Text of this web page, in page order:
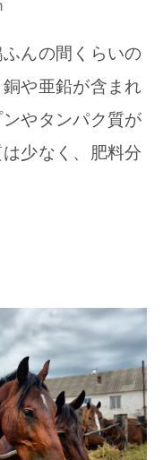
んの間くらいの
や亜鉛が含まれ
やタンパク質が
少なく、肥料分